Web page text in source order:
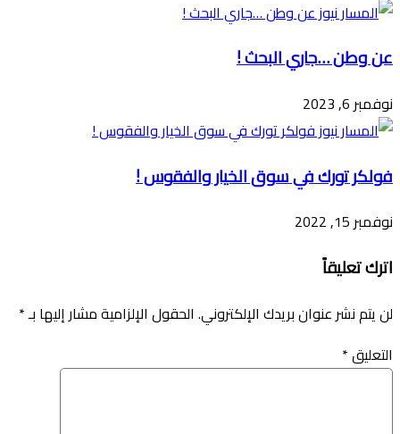
عن وطن …جاري البحث !
نوفمبر 6, 2023
فولكر تورك في سوق الخيار والفقوس !
نوفمبر 15, 2022
اترك تعليقاً
لن يتم نشر عنوان بريدك الإلكتروني. الحقول الإلزامية مشار إليها بـ*
التعليق*